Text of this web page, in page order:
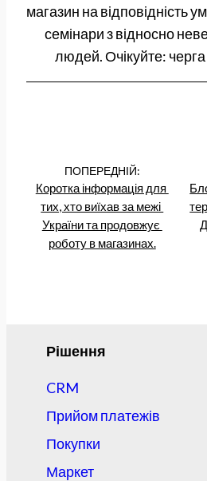
магазин на відповідність
семінари з відносно
людей. Очікуйте:
ПОПЕРЕДНІЙ:
Коротка інформація для
тих, хто виїхав за межі
України та продовжує
роботу в магазинах.
Рішення
CRM
Прийом платежів
Покупки
Маркет